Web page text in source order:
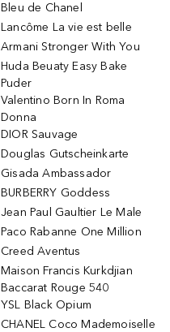
Bleu de Chanel
Lancôme La vie est belle
Armani Stronger With You
Huda Beuaty Easy Bake
Puder
Valentino Born In Roma
Donna
DIOR Sauvage
Douglas Gutscheinkarte
Gisada Ambassador
BURBERRY Goddess
Jean Paul Gaultier Le Male
Paco Rabanne One Million
Creed Aventus
Maison Francis Kurkdjian
Baccarat Rouge 540
YSL Black Opium
CHANEL Coco Mademoiselle